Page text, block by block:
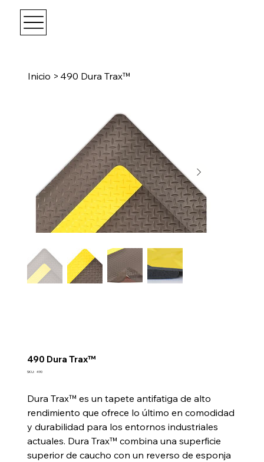
Inicio > 490 Dura Trax™
490 Dura Trax™
SKU: SKU
490
Dura Trax™ es un tapete antifatiga de alto
rendimiento que ofrece lo último en comodidad
y durabilidad para los entornos industriales
actuales. Dura Trax™ combina una superficie
superior de caucho con un reverso de esponja